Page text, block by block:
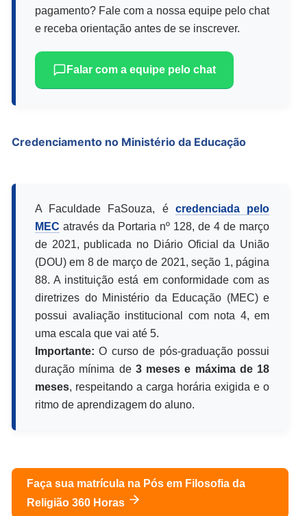
pagamento? Fale com a nossa equipe pelo chat
e receba orientação antes de se inscrever.
Falar com a equipe pelo chat
Credenciamento no Ministério da Educação
A Faculdade FaSouza, é credenciada pelo
MEC através da Portaria nº 128, de 4 de março
de 2021, publicada no Diário Oficial da União
(DOU) em 8 de março de 2021, seção 1, página
88. A instituição está em conformidade com as
diretrizes do Ministério da Educação (MEC) e
possui avaliação institucional com nota 4, em
uma escala que vai até 5.
Importante: O curso de pós-graduação possui
duração mínima de 3 meses e máxima de 18
meses, respeitando a carga horária exigida e o
ritmo de aprendizagem do aluno.
Faça sua matrícula na Pós em Filosofia da
Religião 360 Horas